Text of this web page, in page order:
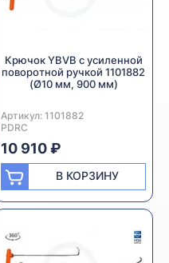
Крючок YBVB с усиленной
поворотной ручкой 1101882
(Ø10 мм, 900 мм)
Артикул: 1101882
Производитель:
PDRC
10 910 ₽
В КОРЗИНУ